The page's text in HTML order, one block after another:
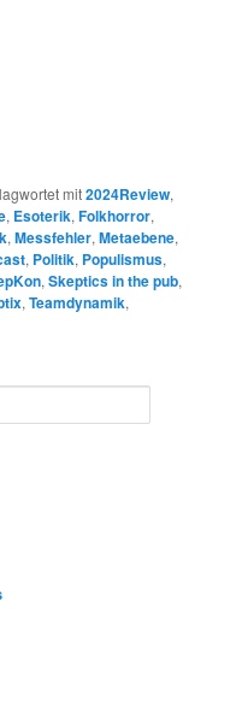
mit2024Review,
, Esoterik,Folkhorror,
,Messfehler,Metaebene,
, Politik, Populismus,
,Skeptics in the pub,
,Teamdynamik,